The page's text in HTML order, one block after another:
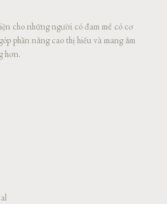
cho những người có đam mê có cơ
phần nâng cao thị hiếu và mang âm
hơn.